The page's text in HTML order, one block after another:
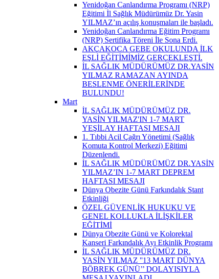
Yenidoğan Canlandırma Programı (NRP)
Eğitimi İl Sağlık Müdürümüz Dr. Yasin
YILMAZ’ın açılış konuşmaları ile başladı.
Yenidoğan Canlandırma Eğitim Programı
(NRP) Sertifika Töreni İle Sona Erdi.
AKÇAKOCA GEBE OKULUNDA İLK
EŞLİ EĞİTİMİMİZ GERÇEKLEŞTİ.
İL SAĞLIK MÜDÜRÜMÜZ DR.YASİN
YILMAZ RAMAZAN AYINDA
BESLENME ÖNERİLERİNDE
BULUNDU!
Mart
İL SAĞLIK MÜDÜRÜMÜZ DR.
YASİN YILMAZ'IN 1-7 MART
YEŞİLAY HAFTASI MESAJI
1. Tıbbi Acil Çağrı Yönetimi (Sağlık
Komuta Kontrol Merkezi) Eğitimi
Düzenlendi.
İL SAĞLIK MÜDÜRÜMÜZ DR.YASİN
YILMAZ’IN 1-7 MART DEPREM
HAFTASI MESAJI
Dünya Obezite Günü Farkındalık Stant
Etkinliği
ÖZEL GÜVENLİK HUKUKU VE
GENEL KOLLUKLA İLİŞKİLER
EĞİTİMİ
Dünya Obezite Günü ve Kolorektal
Kanseri Farkındalık Ayı Etkinlik Programı
İL SAĞLIK MÜDÜRÜMÜZ DR.
YASİN YILMAZ ''13 MART DÜNYA
BÖBREK GÜNÜ’’ DOLAYISIYLA